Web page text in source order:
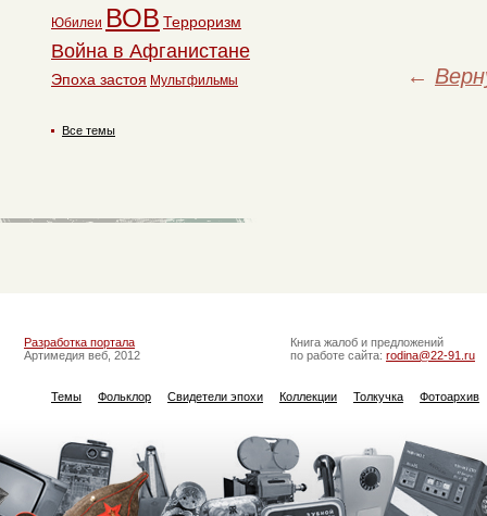
←
Юбилеи ВОВ Терроризм
Война в Афганистане
Эпоха застоя Мультфильмы
Все темы
Разработка портала
Артимедия веб, 2012
Книга жалоб и предложений
по работе сайта: rodina@22-91.ru
Темы Фольклор Свидетели эпохи Коллекции Толкучка Фотоархив